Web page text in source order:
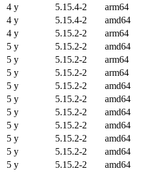
4 y
5.15.4-2 arm64
4 y
5.15.4-2 amd64
4 y
5.15.2-2 arm64
5 y
5.15.2-2 amd64
5 y
5.15.2-2 arm64
5 y
5.15.2-2 arm64
5 y
5.15.2-2 amd64
5 y
5.15.2-2 amd64
5 y
5.15.2-2 amd64
5 y
5.15.2-2 amd64
5 y
5.15.2-2 amd64
5 y
5.15.2-2 amd64
5 y
5.15.2-2 amd64